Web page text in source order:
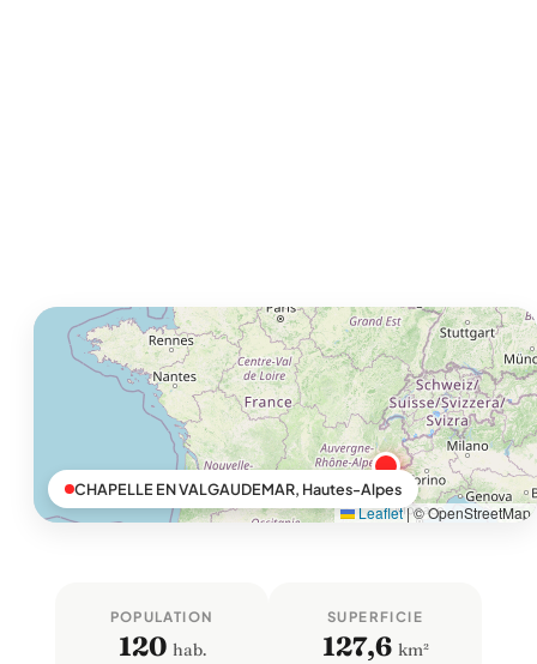
Leaflet|© OpenStreetMap
CHAPELLE EN VALGAUDEMAR, Hautes-Alpes
POPULATION
120 hab.
SUPERFICIE
127,6 km²